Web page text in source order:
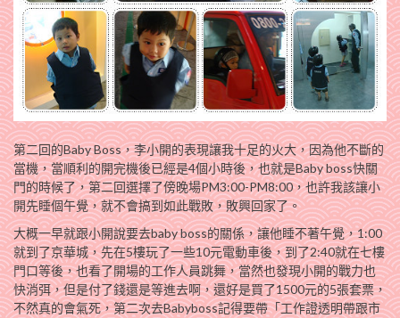
第二回的Baby Boss，李小開的表現讓我十足的火大，因為他不斷的
當機，當順利的開完機後已經是4個小時後，也就是Baby boss快關
門的時候了，第二回選擇了傍晚場PM3:00-PM8:00，也許我該讓小
開先睡個午覺，就不會搞到如此戰敗，敗興回家了。
大概一早就跟小開說要去baby boss的關係，讓他睡不著午覺，1:00
就到了京華城，先在5樓玩了一些10元電動車後，到了2:40就在七樓
門口等後，也看了開場的工作人員跳舞，當然也發現小開的戰力也
快消弭，但是付了錢還是等進去啊，還好是買了1500元的5張套票，
不然真的會氣死，第二次去Babyboss記得要帶「工作證透明帶跟市